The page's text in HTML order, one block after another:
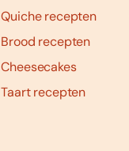
Quiche recepten
Brood recepten
Cheesecakes
Taart recepten